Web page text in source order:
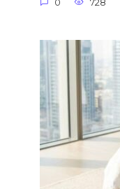
0 728